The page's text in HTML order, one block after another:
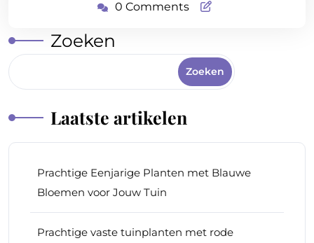
0 Comments
Zoeken
Zoeken
Laatste artikelen
Prachtige Eenjarige Planten met Blauwe
Bloemen voor Jouw Tuin
Prachtige vaste tuinplanten met rode